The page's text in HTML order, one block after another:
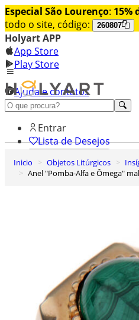
Especial São Lourenço: 15%
todo o site, código:
260807
Holyart APP
App Store
Play Store
Ajuda e contatos
Conheça premium
Entrar
Lista de Desejos
0
Carrinho de Compras
Inicio Objetos Litúrgicos
Anel "Pomba-Alfa e Ômega"